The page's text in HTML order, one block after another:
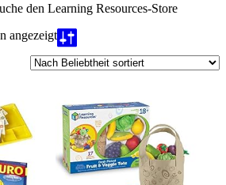
den Learning Resources-Store
angezeigtNach
Beliebtheit
sortiert